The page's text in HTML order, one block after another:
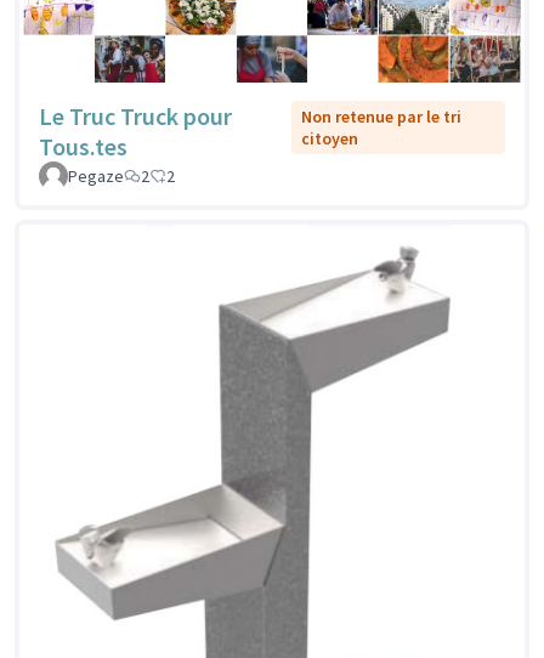
Le Truc Truck pour
Tous.tes
Non retenue par le tri
citoyen
Pegaze
2 2